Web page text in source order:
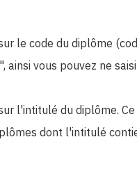
le code du diplôme
vous pouvez ne
l'intitulé du diplôme.
dont l'intitulé